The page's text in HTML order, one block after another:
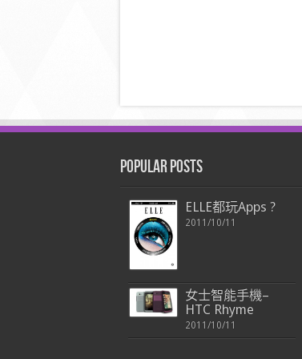
Popular Posts
ELLE都玩Apps ?
2011/10/11
女士智能手機–
HTC Rhyme
2011/10/11